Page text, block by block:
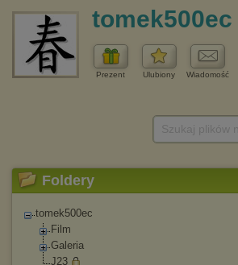
tomek500ec
Prezent Ulubiony Wiadomość
Foldery
tomek500ec
Film
Galeria
J23